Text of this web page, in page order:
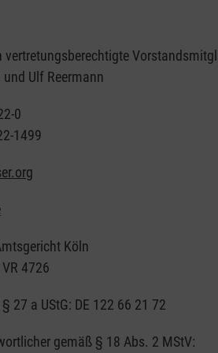
Ulf Reermann
0
1499
Köln
4726
27 a UStG: DE 122 66 21 72
gemäß § 18 Abs. 2 MStV: